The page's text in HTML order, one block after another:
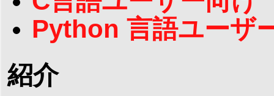
Python 言語ユーザ
紹介